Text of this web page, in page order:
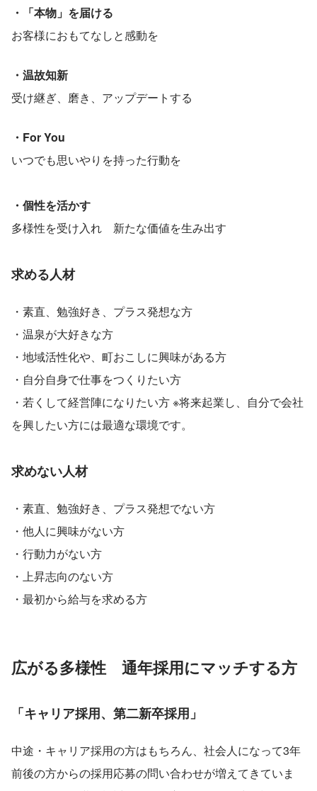
・「本物」を届ける
お客様におもてなしと感動を
・温故知新
受け継ぎ、磨き、アップデートする
・For You
いつでも思いやりを持った行動を
・個性を活かす
多様性を受け入れ　新たな価値を生み出す
求める人材
・素直、勉強好き、プラス発想な方
・温泉が大好きな方
・地域活性化や、町おこしに興味がある方
・自分自身で仕事をつくりたい方
・若くして経営陣になりたい方 ※将来起業し、自分で会社
を興したい方には最適な環境です。
求めない人材
・素直、勉強好き、プラス発想でない方
・他人に興味がない方
・行動力がない方
・上昇志向のない方
・最初から給与を求める方
広がる多様性　通年採用にマッチする方
「キャリア採用、第二新卒採用」
中途・キャリア採用の方はもちろん、社会人になって3年
前後の方からの採用応募の問い合わせが増えてきていま